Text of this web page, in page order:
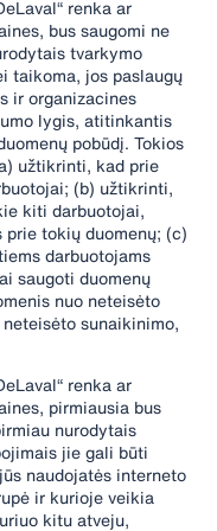
renka ar
bus saugomi ne
tvarkymo
taikoma, jos paslaugų
ir organizacines
lygis, atitinkantis
pobūdį. Tokios
užtikrinti, kad prie
(b) užtikrinti,
kiti darbuotojai,
tokių duomenų; (c)
darbuotojams
saugoti duomenų
nuo neteisėto
sunaikinimo,
renka ar
pirmiausia bus
nurodytais
jie gali būti
naudojatės interneto
ir kurioje veikia
kitu atveju,